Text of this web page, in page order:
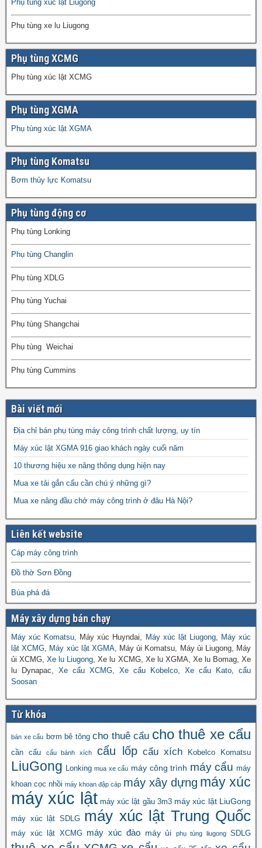
Phụ tùng xúc lật Liugong
Phụ tùng xe lu Liugong
Phụ tùng XCMG
Phụ tùng xúc lật XCMG
Phụ tùng XGMA
Phụ tùng xúc lật XGMA
Phụ tùng Komatsu
Bơm thủy lực Komatsu
Phụ tùng động cơ
Phụ tùng Lonking
Phụ tùng Changlin
Phụ tùng XDLG
Phụ tùng Yuchai
Phụ tùng Shangchai
Phụ tùng Weichai
Phụ tùng Cummins
Bài viết mới
Địa chỉ bán phụ tùng máy công trình chất lượng, uy tín
Máy xúc lật XGMA 916 giao khách ngày cuối năm
10 thương hiệu xe nâng thông dụng hiện nay
Mua xe tải gắn cẩu cần chú ý những gì?
Mua xe nâng đầu chở máy công trình ở đâu Hà Nội?
Liên kết website
Cáp máy công trình
Đồ thờ Sơn Đồng
Búa phá đá
Máy xây dựng bán chạy
Máy xúc Komatsu , Máy xúc Huyndai, Máy xúc lật Liugong, Máy xúc
lật XCMG Máy xúc lật XGMA, Máy ủi Komatsu, Máy ủi Liugong, Máy
ủi XCMG,Xe lu Liugong , Xe lu XCMG, Xe lu XGMA, Xe lu Bomag, Xe
lu Dynapac, Xe cẩu XCMG Xe cẩu Kobelco Xe cẩu Kato
cẩu
Soosan
Từ khóa
bán xe cẩu bơm bê tông cho thuê cẩu cho thuê xe cẩu
cần cẩu cẩu bánh xích cẩu lốp cẩu xích Kobelco Komatsu
LiuGong Lonking mua xe cẩu máy công trình máy cẩu máy
khoan cọc nhồi máy khoan đập cáp máy xây dựng máy xúc
máy xúc lật máy xúc lật gầu 3m3 máy xúc lật LiuGong
máy xúc lật SDLG máy xúc lật Trung Quốc
máy xúc lật XCMG máy xúc đào máy ủi phụ tùng liugong SDLG